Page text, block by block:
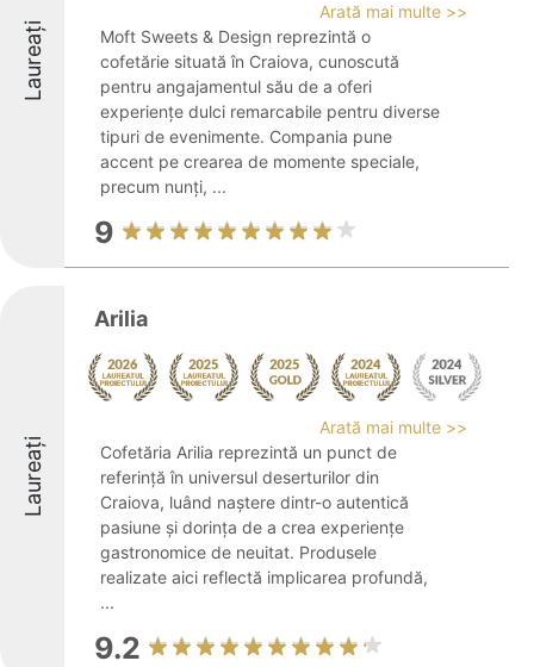
Laureați
Arată mai multe >>
Moft Sweets & Design reprezintă o
cofetărie situată în Craiova, cunoscută
pentru angajamentul său de a oferi
experiențe dulci remarcabile pentru diverse
tipuri de evenimente. Compania pune
accent pe crearea de momente speciale,
precum nunți, ...
9
Laureați
Arilia
Arată mai multe >>
Cofetăria Arilia reprezintă un punct de
referință în universul deserturilor din
Craiova, luând naștere dintr-o autentică
pasiune și dorința de a crea experiențe
gastronomice de neuitat. Produsele
realizate aici reflectă implicarea profundă,
...
9.2